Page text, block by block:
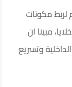
مكونات
مبينا ان
وتسريع